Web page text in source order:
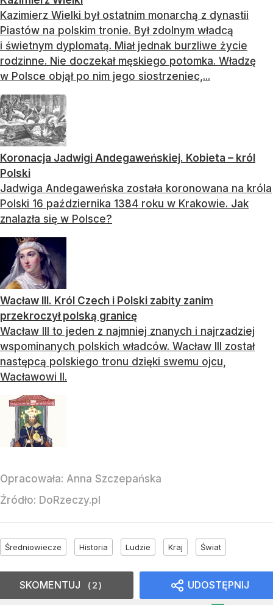
Kazimierz Wielki był ostatnim monarchą z dynastii
Piastów na polskim tronie. Był zdolnym władcą
i świetnym dyplomatą. Miał jednak burzliwe życie
rodzinne. Nie doczekał męskiego potomka. Władzę
w Polsce objął po nim jego siostrzeniec,...
Koronacja Jadwigi Andegaweńskiej. Kobieta – król
Polski
Jadwiga Andegaweńska została koronowana na króla
Polski 16 października 1384 roku w Krakowie. Jak
znalazła się w Polsce?
Wacław III. Król Czech i Polski zabity zanim
przekroczył polską granicę
Wacław III to jeden z najmniej znanych i najrzadziej
wspominanych polskich władców. Wacław III został
następcą polskiego tronu dzięki swemu ojcu,
Wacławowi II.
Opracowała: Anna Szczepańska
Źródło: DoRzeczy.pl
Średniowiecze Historia Ludzie Kraj Świat
UDOSTĘPNIJ
SKOMENTUJ 2